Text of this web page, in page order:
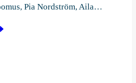
Pia Nordström, Aila…